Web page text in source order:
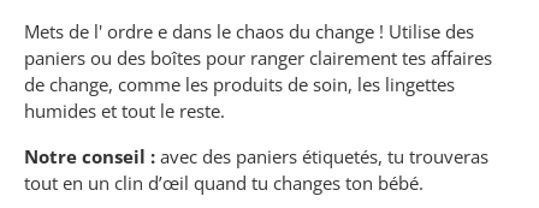
Mets de l' ordre e dans le chaos du change ! Utilise des
paniers ou des boîtes pour ranger clairement tes affaires
de change, comme les produits de soin, les lingettes
humides et tout le reste.
Notre conseil : avec des paniers étiquetés, tu trouveras
tout en un clin d’œil quand tu changes ton bébé.